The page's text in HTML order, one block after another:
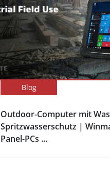
Blog
Outdoor-Computer mit
Spritzwasserschutz |
Panel-PCs ...